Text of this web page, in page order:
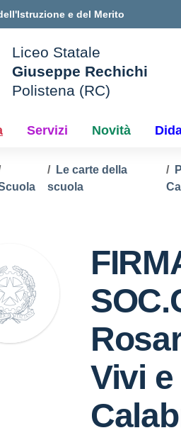
e del Merito
Liceo Statale
Giuseppe Rechichi
Polistena (RC)
Servizi Novità
Le carte della
scuola
Vivi